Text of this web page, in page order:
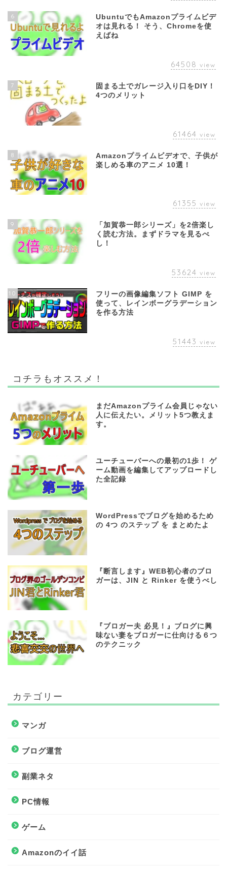
6
UbuntuでもAmazonプライムビデ
オは見れる！ そう、Chromeを使
えばね
64508 view
7
固まる土でガレージ入り口をDIY！
4つのメリット
61464 view
8
Amazonプライムビデオで、子供が
楽しめる車のアニメ 10選！
61355 view
9
「加賀恭一郎シリーズ」を2倍楽し
く読む方法。まずドラマを見るべ
し！
53624 view
10
フリーの画像編集ソフト GIMP を
使って、レインボーグラデーション
を作る方法
51443 view
コチラもオススメ！
まだAmazonプライム会員じゃない
人に伝えたい。メリット5つ教えま
す。
ユーチューバーへの最初の1歩！ ゲ
ーム動画を編集してアップロードし
た全記録
WordPressでブログを始めるため
の 4つ のステップ を まとめたよ
『断言します』WEB初心者のブロ
ガーは、JIN と Rinker を使うべし
『ブロガー夫 必見！』ブログに興
味ない妻をブロガーに仕向ける６つ
のテクニック
カテゴリー
マンガ
ブログ運営
副業ネタ
PC情報
ゲーム
Amazonのイイ話